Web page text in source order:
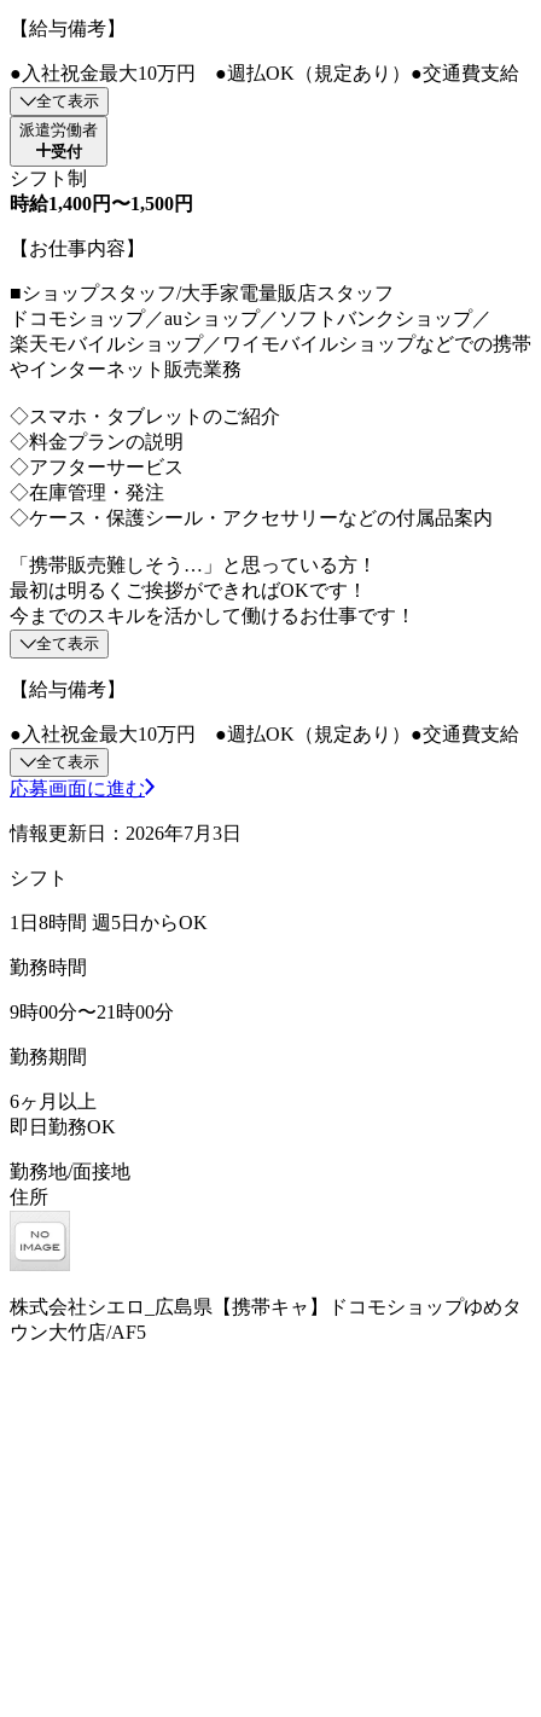
【給与備考】
●入社祝金最大10万円 ●週払OK（規定あり）●交通費支給
全て表示
派遣労働者
受付
シフト制
時給1,400円〜1,500円
【お仕事内容】
■ショップスタッフ/大手家電量販店スタッフ
ドコモショップ／auショップ／ソフトバンクショップ／
楽天モバイルショップ／ワイモバイルショップなどでの携帯
やインターネット販売業務
◇スマホ・タブレットのご紹介
◇料金プランの説明
◇アフターサービス
◇在庫管理・発注
◇ケース・保護シール・アクセサリーなどの付属品案内
「携帯販売難しそう…」と思っている方！
最初は明るくご挨拶ができればOKです！
今までのスキルを活かして働けるお仕事です！
全て表示
【給与備考】
●入社祝金最大10万円 ●週払OK（規定あり）●交通費支給
全て表示
応募画面に進む
情報更新日：2026年7月3日
シフト
1日8時間 週5日からOK
勤務時間
9時00分〜21時00分
勤務期間
6ヶ月以上
即日勤務OK
勤務地/面接地
住所
株式会社シエロ_広島県【携帯キャ】ドコモショップゆめタ
ウン大竹店/AF5